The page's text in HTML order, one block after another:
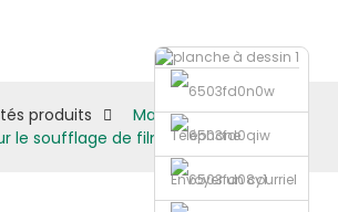
Téléphone
Envoyer un courriel
produits
Matériaux
le soufflage de films eSunBio4421C